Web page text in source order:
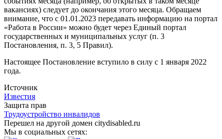
вакансиях) следует до окончания этого месяца. Обращаем
внимание, что с 01.01.2023 передавать информацию на портал
«Работа в России» можно будет через Единый портал
государственных и муниципальных услуг (п. 3
Постановления, п. 3, 5 Правил).
Настоящее Постановление вступило в силу с 1 января 2022
года.
Источник
Известия
Защита прав
Трудоустройство инвалидов
Перешел на другой домен citydisabled.ru
Мы в социальных сетях: